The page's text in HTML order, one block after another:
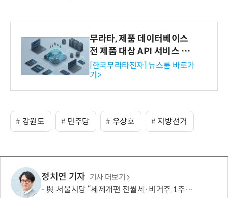
무라타, 제품 데이터베이스
전 제품 대상 API 서비스 제
공…73개 제품 카테고리로
확대
[한국무라타전자] 뉴스룸 바로가
기>
강원도 민주당 우상호 지방선거
정치연 기자 기사 더보기
與 서울시당 “세제개편 전월세·비거주 1주택 영향 면밀 점검”